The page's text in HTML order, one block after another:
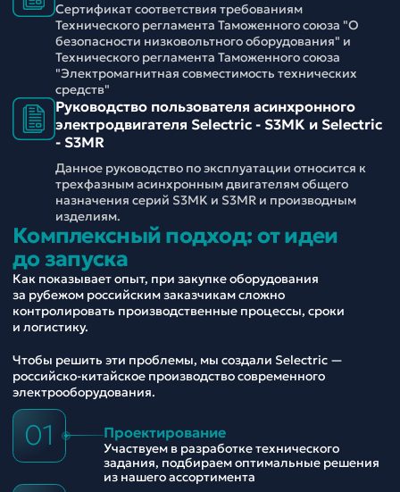
Сертификат соответствия требованиям
Технического регламента Таможенного союза "О
безопасности низковольтного оборудования" и
Технического регламента Таможенного союза
"Электромагнитная совместимость технических
средств"
Руководство пользователя асинхронного
электродвигателя Selectric - S3MK и Selectric
- S3MR
Данное руководство по эксплуатации относится к
трехфазным асинхронным двигателям общего
назначения серий S3MK и S3MR и производным
изделиям.
Комплексный подход: от идеи
до запуска
Как показывает опыт, при закупке оборудования
за рубежом российским заказчикам сложно
контролировать производственные процессы, сроки
и логистику.
Чтобы решить эти проблемы, мы создали Selectric —
российско-китайское производство современного
электрооборудования.
01 Проектирование
Участвуем в разработке технического
задания, подбираем оптимальные решения
из нашего ассортимента